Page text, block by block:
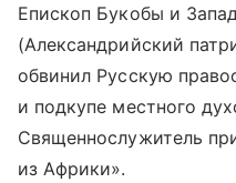
Епископ Букобы и
(Александрийский
обвинил Русскую
и подкупе местного
Священнослужитель
из Африки».